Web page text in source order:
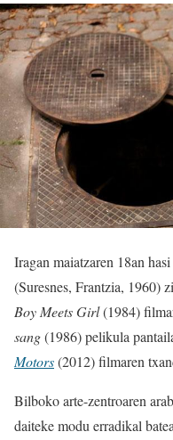
Iragan maiatzaren 18an
(Suresnes, Frantzia, 1960)
Boy Meets Girl(1984)
sang(1986) pelikula
Motors(2012) filmaren
Bilboko arte-zentroaren
daiteke modu erradikal